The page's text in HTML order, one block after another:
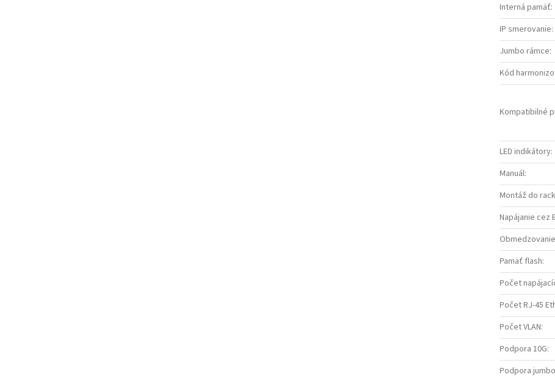
Interná pamäť:
IP smerovanie:
Jumbo rámce:
Kód
Kompatibilné
LED indikátory:
Manuál:
Montáž do
Napájanie cez
Pamäť flash:
Počet
Počet RJ-45
Počet VLAN:
Podpora 10G:
Podpora